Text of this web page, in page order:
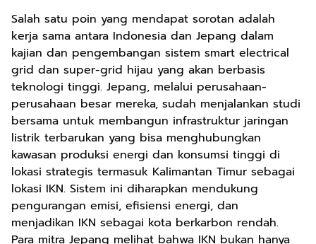
Salah satu poin yang mendapat sorotan adalah
kerja sama antara Indonesia dan Jepang dalam
kajian dan pengembangan sistem smart electrical
grid dan super-grid hijau yang akan berbasis
teknologi tinggi. Jepang, melalui perusahaan-
perusahaan besar mereka, sudah menjalankan studi
bersama untuk membangun infrastruktur jaringan
listrik terbarukan yang bisa menghubungkan
kawasan produksi energi dan konsumsi tinggi di
lokasi strategis termasuk Kalimantan Timur sebagai
lokasi IKN. Sistem ini diharapkan mendukung
pengurangan emisi, efisiensi energi, dan
menjadikan IKN sebagai kota berkarbon rendah.
Para mitra Jepang melihat bahwa IKN bukan hanya